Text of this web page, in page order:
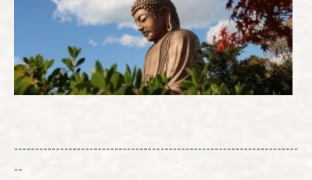
--------------------------------------------------------------------
--